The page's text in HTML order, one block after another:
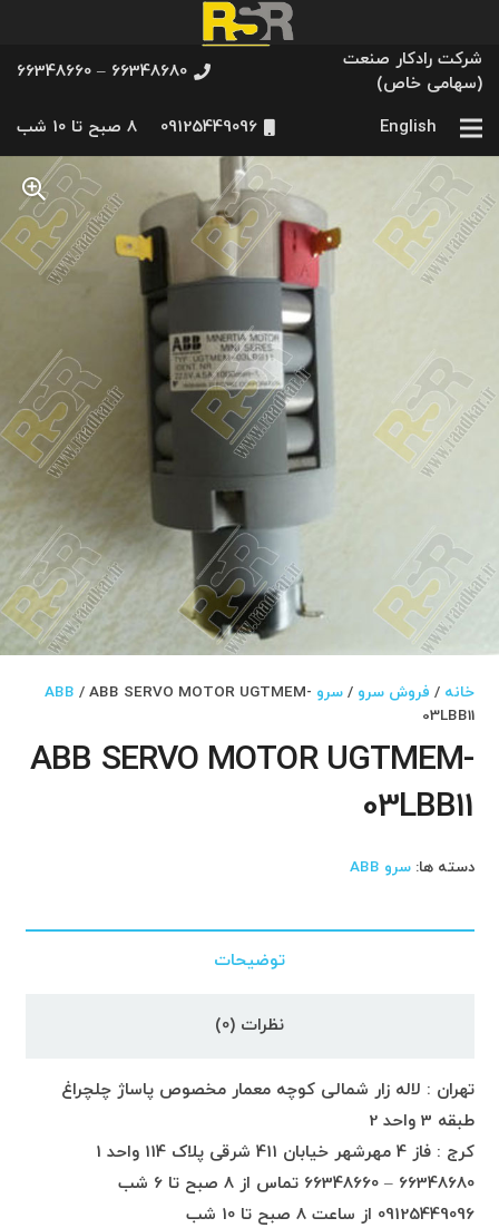
شرکت رادکار صنعت
(سهامی خاص)
66348680 – 66348660
English
09125449096 8 صبح تا 10 شب
خانه / فروش سرو /سرو ABB / ABB SERVO MOTOR UGTMEM-
03LBB11
ABB SERVO MOTOR UGTMEM-
03LBB11
دسته ها:سرو ABB
توضیحات
نظرات (0)
تهران : لاله زار شمالی کوچه معمار مخصوص پاساژ چلچراغ
طبقه 3 واحد 2
کرج : فاز 4 مهرشهر خیابان 411 شرقی پلاک 114 واحد 1
66348680 – 66348660 تماس از 8 صبح تا 6 شب
09125449096 از ساعت 8 صبح تا 10 شب